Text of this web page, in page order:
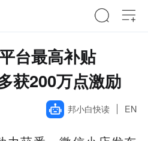
台最高补贴
获200万点激励
邦小白快读 EN